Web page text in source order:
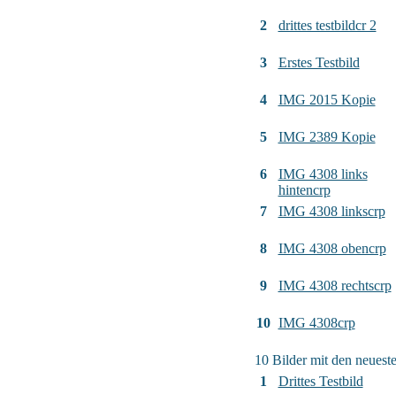
2 drittes testbildcr 2
3 Erstes Testbild
4 IMG 2015 Kopie
5 IMG 2389 Kopie
6
IMG 4308 links
hintencrp
7
IMG 4308 linkscrp
8 IMG 4308 obencrp
9 IMG 4308 rechtscrp
10 IMG 4308crp
10 Bilder mit den
1
Drittes Testbild